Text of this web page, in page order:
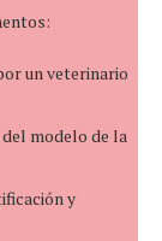
un veterinario
modelo de la
y